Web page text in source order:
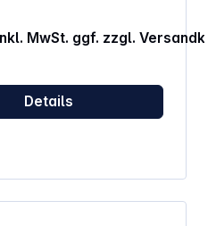
über den aktuellen
Das integrierte,
Abschaltsystem
Überladen. Technische
- 1000mA
MwSt. ggf. zzgl.
Details